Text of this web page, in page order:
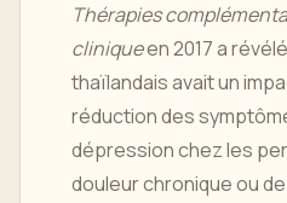
Thérapies
cliniqueen 2017 a
thaïlandais avait un
réduction des
dépression chez les
douleur chronique ou